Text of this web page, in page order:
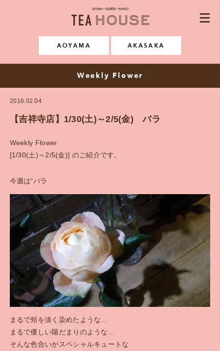
CONCEPT
SPACE RENTAL
Instagram
お問い合わせ
ENGLISH SITE
AOYAMA AKASAKA
Weekly Flower
2016.02.04
【吉祥寺店】1/30(土)～2/5(金) バラ
Weekly Flower
[1/30(土)～2/5(金)] のご紹介です。
今週は“バラ
まるで頬を淡く染めたような…
まるで優しい陽だまりのような…
そんな色合いがスペシャルキュートな